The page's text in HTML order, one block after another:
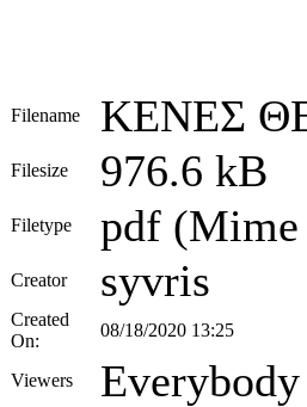
Filename ΚΕΝΕΣ
Filesize 976.6 kB
Filetype pdf (Mime
Creator syvris
Created
On:
08/18/2020 13:25
Viewers Everybody